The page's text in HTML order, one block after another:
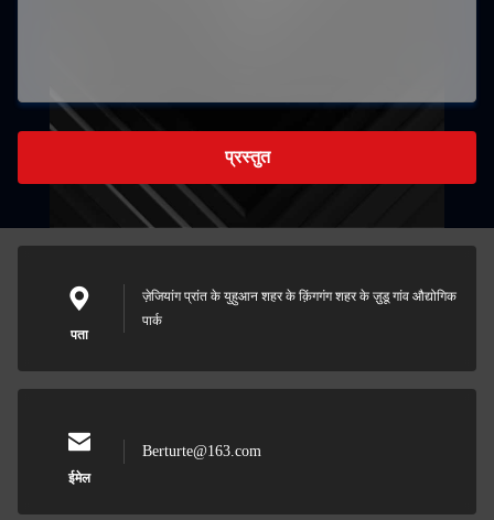
प्रस्तुत
पता
ज़ेजियांग प्रांत के युहुआन शहर के क़िंगगंग शहर के ज़ुडू गांव औद्योगिक
पार्क
ईमेल
Berturte@163.com